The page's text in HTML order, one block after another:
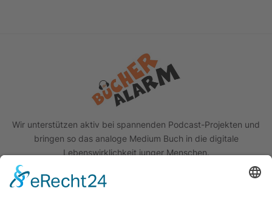
Wir unterstützen aktiv bei spannenden Podcast-Projekten und
bringen so das analoge Medium Buch in die digitale
Lebenswirklichkeit junger Menschen.